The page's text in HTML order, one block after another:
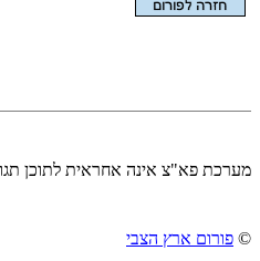
מערכת פא"צ אינה אחראית לתוכן
© פורום ארץ הצבי